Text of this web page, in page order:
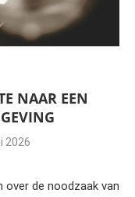
NAAR EEN
2026
over de noodzaak van